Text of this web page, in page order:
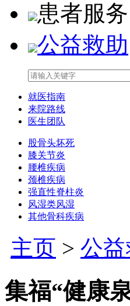
患者服务
公益救助
就医指南
来院路线
医生团队
股骨头坏死
膝关节炎
腰椎疾病
颈椎疾病
强直性脊柱炎
风湿类风湿
其他骨科疾病
主页 > 公
集福“健康